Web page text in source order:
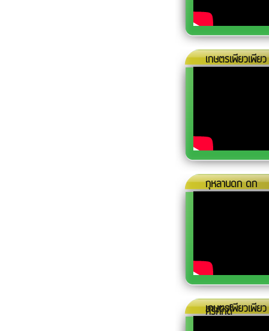
เกษตรเพียวเพี
กุหลาบดก ดก
เกษตรเพียวเพี
ศิริศักดิ์